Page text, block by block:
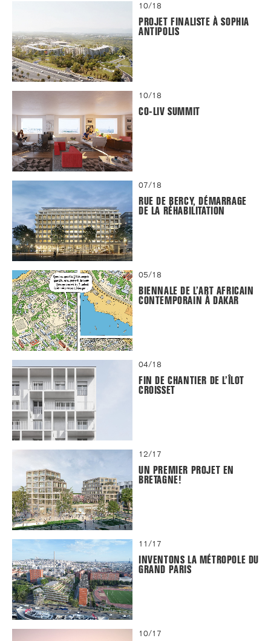
10/18
PROJET FINALISTE À SOPHIA
ANTIPOLIS
10/18
CO-LIV SUMMIT
07/18
RUE DE BERCY, DÉMARRAGE
DE LA RÉHABILITATION
05/18
BIENNALE DE L’ART AFRICAIN
CONTEMPORAIN À DAKAR
04/18
FIN DE CHANTIER DE L’ÎLOT
CROISSET
12/17
UN PREMIER PROJET EN
BRETAGNE!
11/17
INVENTONS LA MÉTROPOLE DU
GRAND PARIS
10/17